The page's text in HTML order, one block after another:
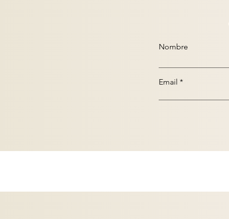
Nombre
Email